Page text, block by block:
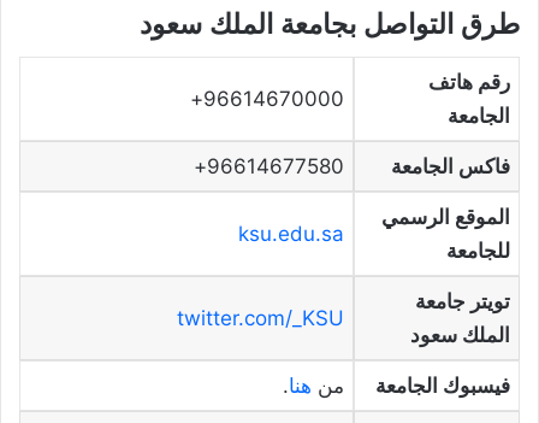
طرق التواصل بجامعة الملك سعود
رقم هاتف
الجامعة
96614670000+
فاكس الجامعة 96614677580+
الموقع الرسمي
للجامعة
ksu.edu.sa
تويتر جامعة
الملك سعود
twitter.com/_KSU
فيسبوك الجامعة من هنا.